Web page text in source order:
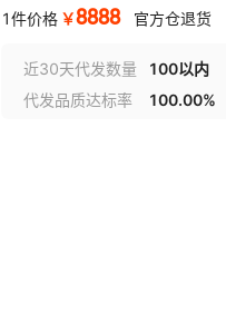
1件价格 ￥8888 官方仓退货
近30天代发数量 100以内
代发品质达标率
100.00%